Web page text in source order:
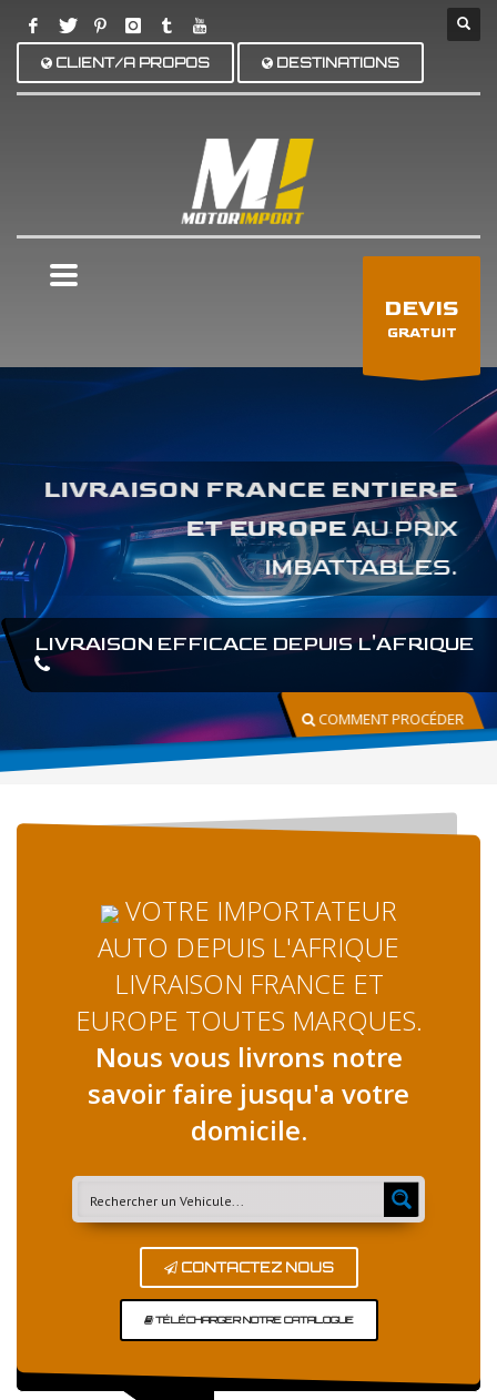
CLIENT/A PROPOS DESTINATIONS
DEVIS
GRATUIT
LIVRAISON FRANCE ENTIERE
ET EUROPEAU PRIX
IMBATTABLES.
LIVRAISON EFFICACE DEPUIS L'AFRIQUE
COMMENT PROCÉDER
VOTRE IMPORTATEUR
AUTO DEPUIS L'AFRIQUE
LIVRAISON FRANCE ET
EUROPE TOUTES MARQUES.
Nous vous livrons notre
savoir faire jusqu'a votre
domicile.
CONTACTEZ NOUS
TÉLÉCHARGER NOTRE CATALOGUE